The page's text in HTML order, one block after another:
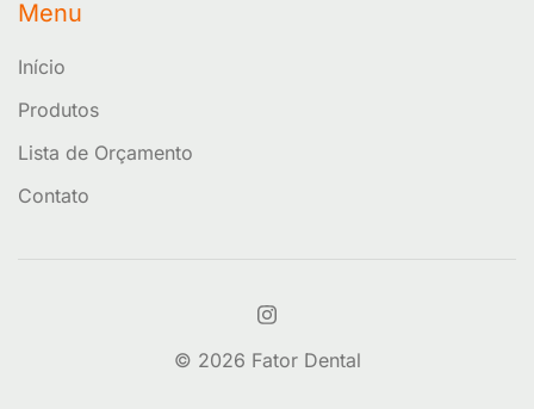
Menu
Início
Produtos
Lista de Orçamento
Contato
© 2026 Fator Dental